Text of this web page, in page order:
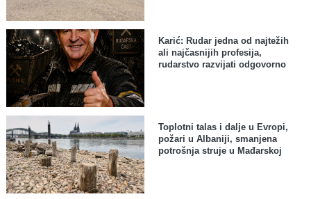
Karić: Rudar jedna od najtežih
ali najčasnijih profesija,
rudarstvo razvijati odgovorno
Toplotni talas i dalje u Evropi,
požari u Albaniji, smanjena
potrošnja struje u Mađarskoj